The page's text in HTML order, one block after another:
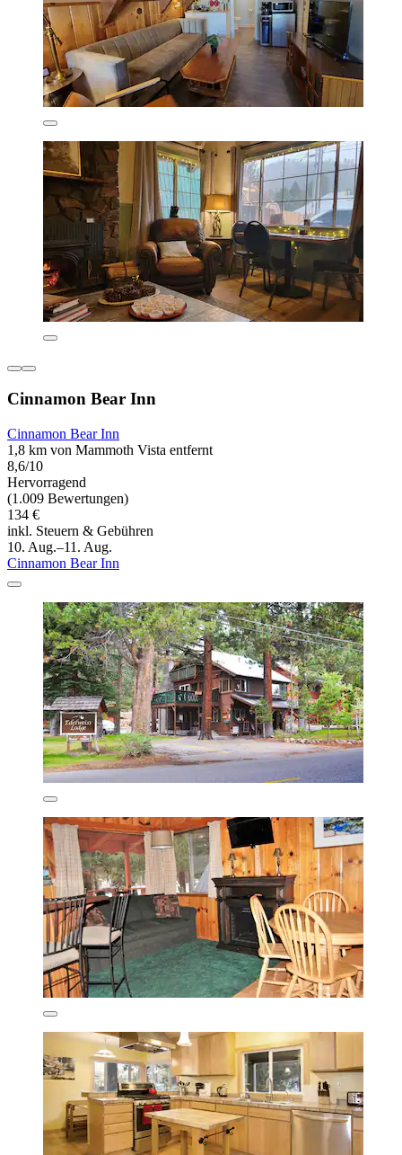
Cinnamon Bear Inn
Cinnamon Bear Inn
1,8 km von Mammoth Vista entfernt
8,6/10
Hervorragend
(1.009 Bewertungen)
134 €
inkl. Steuern & Gebühren
10. Aug.–11. Aug.
Cinnamon Bear Inn